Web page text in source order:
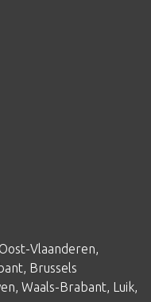
Oost-Vlaanderen,
, Brussels
, Waals-Brabant, Luik,